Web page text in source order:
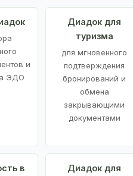
и
ЭДО
Диадок для
туризма
для мгновенного
подтверждения
бронирований и
обмена
закрывающими
документами
в
Диадок для